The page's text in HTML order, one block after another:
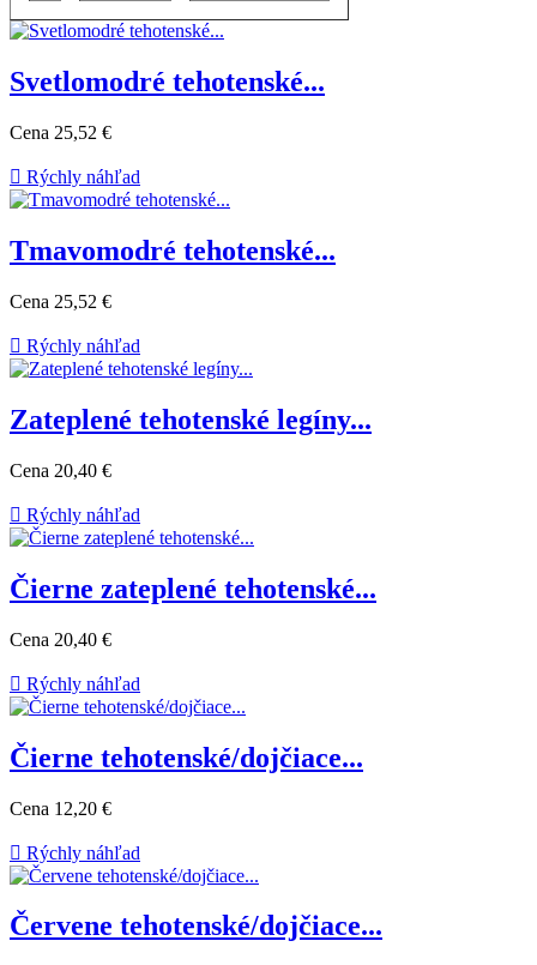
Svetlomodré tehotenské...
Cena 25,52 €
 Rýchly náhľad
Tmavomodré tehotenské...
Cena 25,52 €
 Rýchly náhľad
Zateplené tehotenské legíny...
Cena 20,40 €
 Rýchly náhľad
Čierne zateplené tehotenské...
Cena 20,40 €
 Rýchly náhľad
Čierne tehotenské/dojčiace...
Cena 12,20 €
 Rýchly náhľad
Červene tehotenské/dojčiace...